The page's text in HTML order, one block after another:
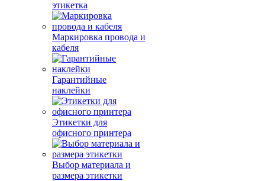
этикетка
Маркировка провода и
кабеля
Гарантийные
наклейки
Этикетки для
офисного принтера
Выбор материала и
размера этикетки